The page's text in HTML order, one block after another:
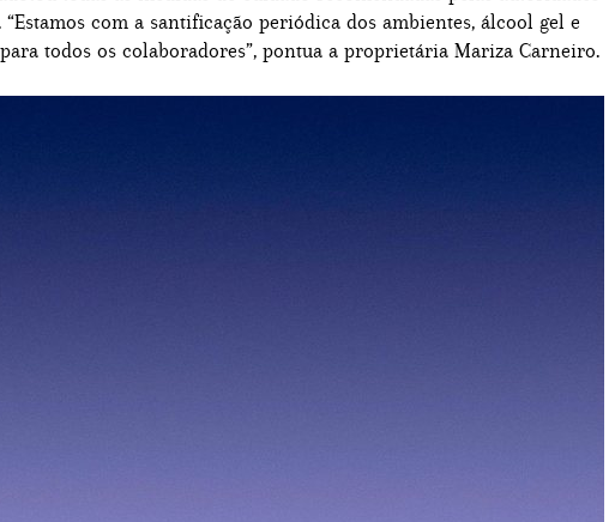
“Estamos com a santificação periódica dos ambientes, álcool gel e
todos os colaboradores”, pontua a proprietária Mariza Carneiro.